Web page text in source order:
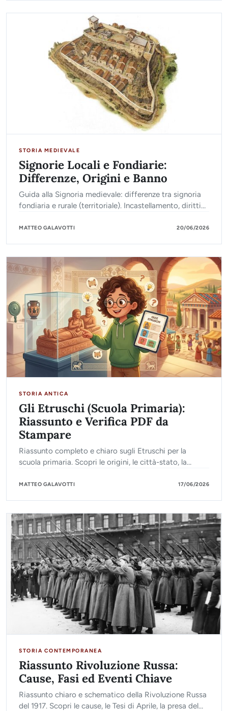
STORIA MEDIEVALE
Signorie Locali e Fondiarie:
Differenze, Origini e Banno
Guida alla Signoria medievale: differenze tra signoria
fondiaria e rurale (territoriale). Incastellamento, diritti
MATTEO GALAVOTTI 20/06/2026
STORIA ANTICA
Gli Etruschi (Scuola Primaria):
Riassunto e Verifica PDF da
Stampare
Riassunto completo e chiaro sugli Etruschi per la
scuola primaria. Scopri le origini, le città-stato, la
MATTEO GALAVOTTI 17/06/2026
STORIA CONTEMPORANEA
Riassunto Rivoluzione Russa:
Cause, Fasi ed Eventi Chiave
Riassunto chiaro e schematico della Rivoluzione Russa
del 1917. Scopri le cause, le Tesi di Aprile, la presa del